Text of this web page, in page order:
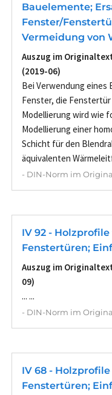
Bauelemente;
Fenster/
Vermeidung von
Auszug im
(2019-06)
Bei Verwendung eines
Fenster, die Fenstertür
Modellierung wird wie
Modellierung einer
Schicht für den
äquivalenten
- DIN-Norm im
IV 92 -
Fenstertüren;
Auszug im
09)
... ...
- DIN-Norm im
IV 68 -
Fenstertüren;